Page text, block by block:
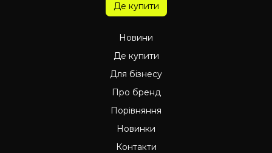
Де купити
Новини
Де купити
Для бізнесу
Про бренд
Порівняння
Новинки
Контакти